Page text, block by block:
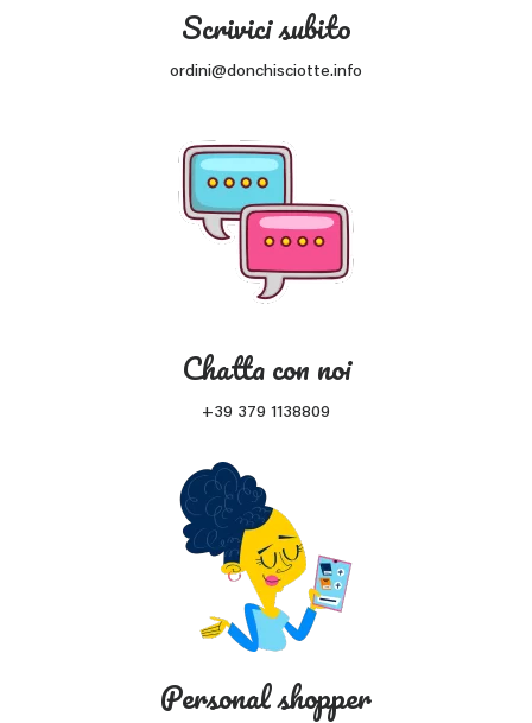
Scrivici subito
ordini@donchisciotte.info
Chatta con noi
+39 379 1138809
Personal shopper